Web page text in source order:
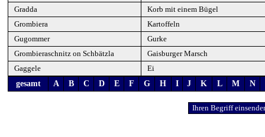
Gradda
Korb mit einem Bügel
Grombiera
Kartoffeln
Gugommer
Gurke
Grombieraschnitz on Schbätzla
Gaisburger Marsch
Gaggele
Ei
gesamt
A B C D E F G H I J K L M N